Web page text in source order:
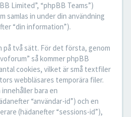
Limited”, “phpBB Teams”)
samlas in under din användning
“din information”).
på två sätt. För det första, genom
så kommer phpBB
cookies, vilket är små textfiler
webbläsares temporära filer.
bara en
“användar-id”) och en
(hädanefter “sessions-id”),